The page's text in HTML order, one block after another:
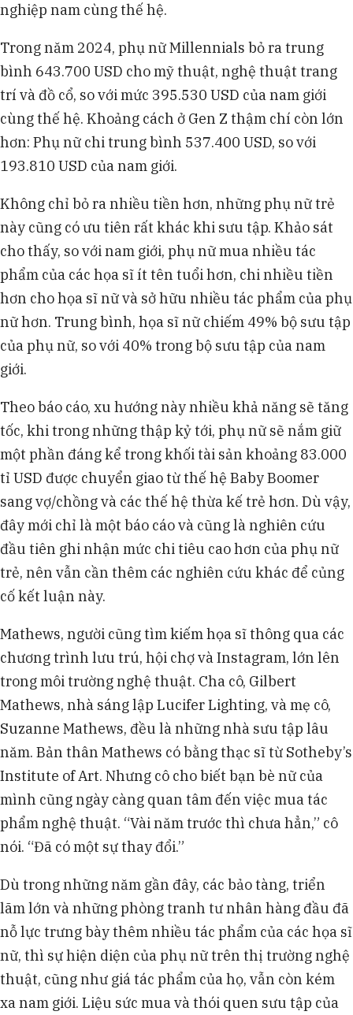
nghiệp nam cùng thế hệ.
Trong năm 2024, phụ nữ Millennials bỏ ra trung
bình 643.700 USD cho mỹ thuật, nghệ thuật trang
trí và đồ cổ, so với mức 395.530 USD của nam giới
cùng thế hệ. Khoảng cách ở Gen Z thậm chí còn lớn
hơn: Phụ nữ chi trung bình 537.400 USD, so với
193.810 USD của nam giới.
Không chỉ bỏ ra nhiều tiền hơn, những phụ nữ trẻ
này cũng có ưu tiên rất khác khi sưu tập. Khảo sát
cho thấy, so với nam giới, phụ nữ mua nhiều tác
phẩm của các họa sĩ ít tên tuổi hơn, chi nhiều tiền
hơn cho họa sĩ nữ và sở hữu nhiều tác phẩm của phụ
nữ hơn. Trung bình, họa sĩ nữ chiếm 49% bộ sưu tập
của phụ nữ, so với 40% trong bộ sưu tập của nam
giới.
Theo báo cáo, xu hướng này nhiều khả năng sẽ tăng
tốc, khi trong những thập kỷ tới, phụ nữ sẽ nắm giữ
một phần đáng kể trong khối tài sản khoảng 83.000
tỉ USD được chuyển giao từ thế hệ Baby Boomer
sang vợ/chồng và các thế hệ thừa kế trẻ hơn. Dù vậy,
đây mới chỉ là một báo cáo và cũng là nghiên cứu
đầu tiên ghi nhận mức chi tiêu cao hơn của phụ nữ
trẻ, nên vẫn cần thêm các nghiên cứu khác để củng
cố kết luận này.
Mathews, người cũng tìm kiếm họa sĩ thông qua các
chương trình lưu trú, hội chợ và Instagram, lớn lên
trong môi trường nghệ thuật. Cha cô, Gilbert
Mathews, nhà sáng lập Lucifer Lighting, và mẹ cô,
Suzanne Mathews, đều là những nhà sưu tập lâu
năm. Bản thân Mathews có bằng thạc sĩ từ Sotheby’s
Institute of Art. Nhưng cô cho biết bạn bè nữ của
mình cũng ngày càng quan tâm đến việc mua tác
phẩm nghệ thuật. “Vài năm trước thì chưa hẳn,” cô
nói. “Đã có một sự thay đổi.”
Dù trong những năm gần đây, các bảo tàng, triển
lãm lớn và những phòng tranh tư nhân hàng đầu đã
nỗ lực trưng bày thêm nhiều tác phẩm của các họa sĩ
nữ, thì sự hiện diện của phụ nữ trên thị trường nghệ
thuật, cũng như giá tác phẩm của họ, vẫn còn kém
xa nam giới. Liệu sức mua và thói quen sưu tập của